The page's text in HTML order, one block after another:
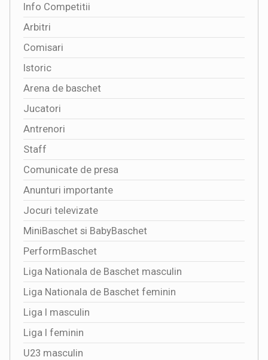
Info Competitii
Arbitri
Comisari
Istoric
Arena de baschet
Jucatori
Antrenori
Staff
Comunicate de presa
Anunturi importante
Jocuri televizate
MiniBaschet si BabyBaschet
PerformBaschet
Liga Nationala de Baschet masculin
Liga Nationala de Baschet feminin
Liga I masculin
Liga I feminin
U23 masculin